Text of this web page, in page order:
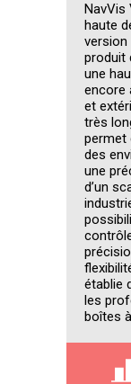
NavVis
haute
version
produit
une
encore
et
très
permet
des
une
d’un
établie
les
boîtes